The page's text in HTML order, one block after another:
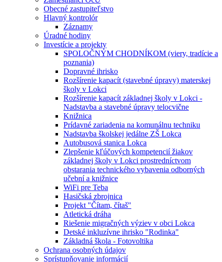
Obecné zastupiteľstvo
Hlavný kontrolór
Záznamy
Úradné hodiny
Investície a projekty
SPOLOČNÝM CHODNÍKOM (viery, tradície a
poznania)
Dopravné ihrisko
Rozšírenie kapacít (stavebné úpravy) materskej
školy v Lokci
Rozšírenie kapacít základnej školy v Lokci -
Nadstavba a stavebné úpravy telocvične
Knižnica
Prídavné zariadenia na komunálnu techniku
Nadstavba školskej jedálne ZŠ Lokca
Autobusová stanica Lokca
Zlepšenie kľúčových kompetencií žiakov
základnej školy v Lokci prostredníctvom
obstarania technického vybavenia odborných
učební a knižnice
WiFi pre Teba
Hasičská zbrojnica
Projekt "Čítam, čítaš"
Atletická dráha
Riešenie migračných výziev v obci Lokca
Detské inkluzívne ihrisko "Rodinka"
Základná škola - Fotovoltika
Ochrana osobných údajov
Sprístupňovanie informácií